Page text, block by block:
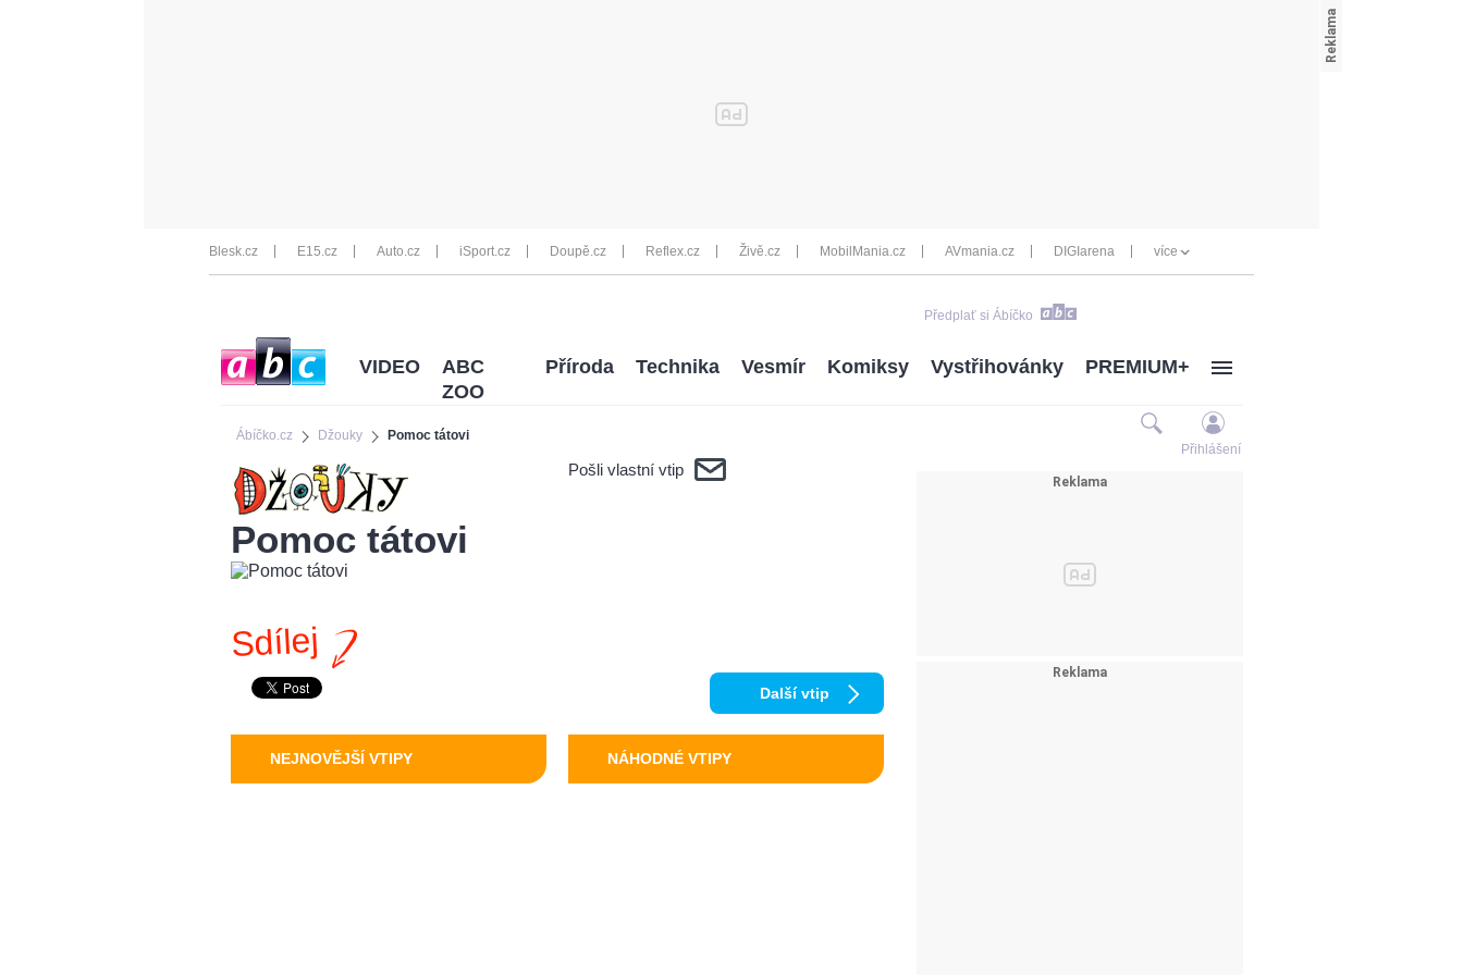
Blesk.cz E15.cz Auto.cz iSport.cz Doupě.cz Reflex.cz Živě.cz MobilMania.cz AVmania.cz DIGIarena více
Předplať si Ábíčko
Ábíčko.cz Džouky Pomoc tátovi
VIDEO
ABC
ZOO
Příroda Technika Vesmír Komiksy Vystřihovánky PREMIUM+
Přihlášení
Pošli vlastní vtip
Pomoc tátovi
Sdílej
Další vtip
NEJNOVĚJŠÍ VTIPY NÁHODNÉ VTIPY